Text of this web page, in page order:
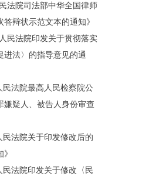
法院司法部中华全国律师
辩状示范文本的通知》
民法院印发关于贯彻落实
进法〉的指导意见的通
民法院最高人民检察院公
嫌疑人、被告人身份审查
民法院关于印发修改后的
民法院印发关于修改〈民